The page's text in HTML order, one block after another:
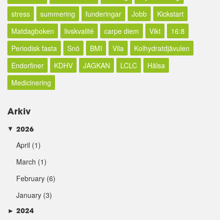
stress
summering funderingar Jobb
Kickstart
Matdagboken
livskvalité carpe diem Vikt
16:8
Periodisk fasta
Snö BMI Vila
Kolhydratdjävulen
Endorfiner
KDHV JAGKAN LCLC
Hälsa
Medicinering
Arkiv
► 2026
April (1)
March (1)
February (6)
January (3)
► 2024